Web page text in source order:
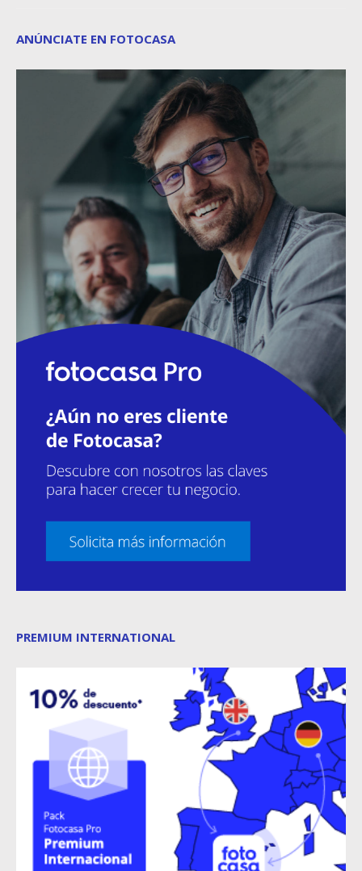
ANÚNCIATE EN FOTOCASA
PREMIUM INTERNATIONAL